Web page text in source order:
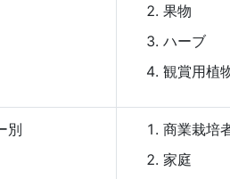
果物
ハーブ
観賞用植
別
商業栽培
家庭